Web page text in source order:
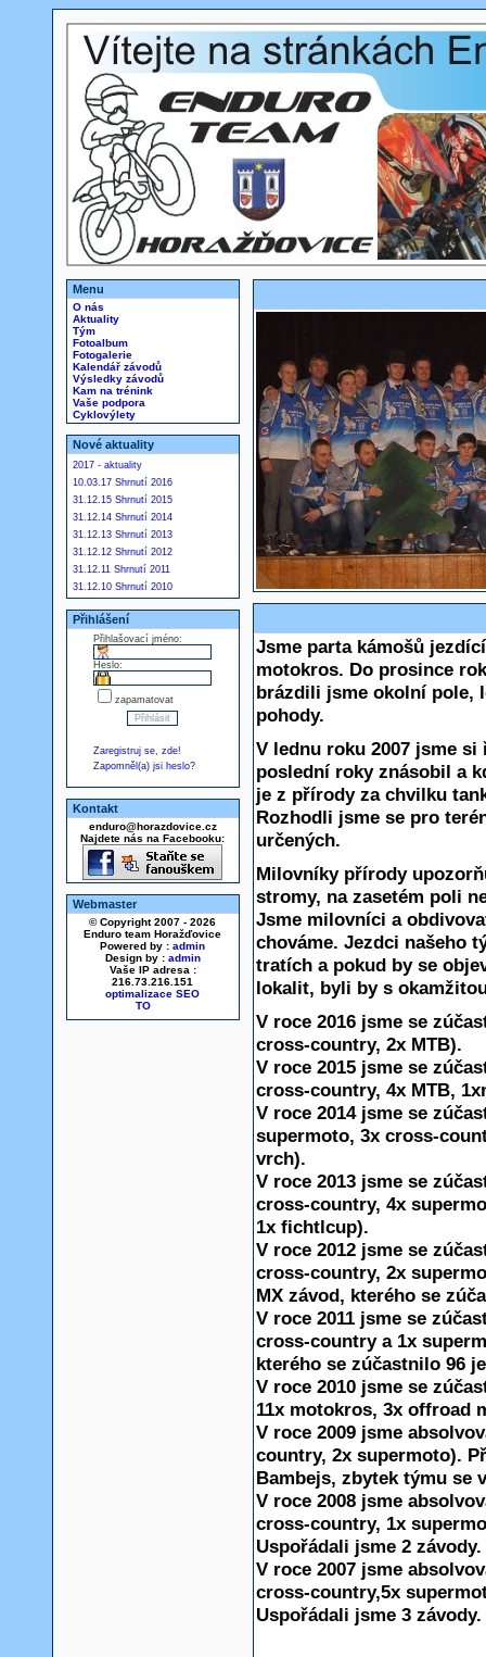
Menu
O nás
Aktuality
Tým
Fotoalbum
Fotogalerie
Kalendář závodů
Výsledky závodů
Kam na trénink
Vaše podpora
Cyklovýlety
Nové aktuality
2017 - aktuality
10.03.17 Shrnutí 2016
31.12.15 Shrnutí 2015
31.12.14 Shrnutí 2014
31.12.13 Shrnutí 2013
31.12.12 Shrnutí 2012
31.12.11 Shrnutí 2011
31.12.10 Shrnutí 2010
Přihlášení
Přihlašovací jméno:
Heslo:
zapamatovat
Zaregistruj se, zde!
Zapomněl(a) jsi heslo?
Kontakt
enduro@horazdovice.cz
Najdete nás na Facebooku:
Webmaster
© Copyright 2007 - 2026
Enduro team Horažďovice
Powered by : admin
Design by : admin
Vaše IP adresa :
216.73.216.151
optimalizace SEO
Jsme parta kámošů
motokros. Do prosince
brázdili jsme okolní pole,
pohody.
V lednu roku 2007 jsme
poslední roky znásobil a
je z přírody za chvilku
Rozhodli jsme se pro
určených.
Milovníky přírody
stromy, na zasetém poli
Jsme milovníci a
chováme. Jezdci našeho
tratích a pokud by se
lokalit, byli by s
V roce 2016 jsme se
cross-country, 2x MTB).
V roce 2015 jsme se
cross-country, 4x MTB,
V roce 2014 jsme se
supermoto, 3x cross-
vrch).
V roce 2013 jsme se
cross-country, 4x
1x fichtlcup).
V roce 2012 jsme se
cross-country, 2x
MX závod, kterého se
V roce 2011 jsme se
cross-country a 1x
kterého se zúčastnilo 96
V roce 2010 jsme se
11x motokros, 3x offroad
V roce 2009 jsme
country, 2x supermoto).
Bambejs, zbytek týmu se
V roce 2008 jsme
cross-country, 1x
Uspořádali jsme 2 závody.
V roce 2007 jsme
cross-country,5x
Uspořádali jsme 3 závody.